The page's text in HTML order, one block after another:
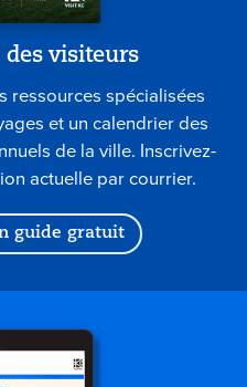
visiteurs
ressources spécialisées
et un calendrier des
de la ville. Inscrivez-
actuelle par courrier.
guide gratuit